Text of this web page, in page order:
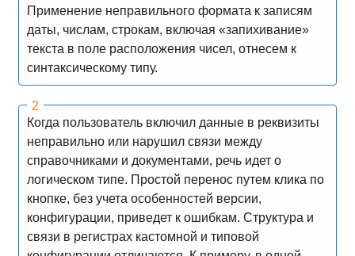
Применение неправильного формата к записям
даты, числам, строкам, включая «запихивание»
текста в поле расположения чисел, отнесем к
синтаксическому типу.
Когда пользователь включил данные в реквизиты
неправильно или нарушил связи между
справочниками и документами, речь идет о
логическом типе. Простой перенос путем клика по
кнопке, без учета особенностей версии,
конфигурации, приведет к ошибкам. Структура и
связи в регистрах кастомной и типовой